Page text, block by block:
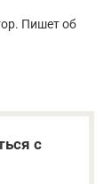
Пишет об
с